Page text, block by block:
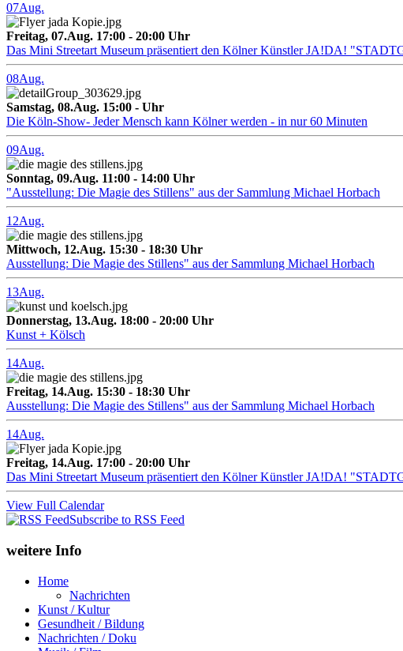
07Aug.
Freitag, 07.Aug. 17:00 - 20:00 Uhr
Das Mini Streetart Museum präsentiert den Kölner Künstler JA!DA!
08Aug.
Samstag, 08.Aug. 15:00 - Uhr
Die Köln-Show- Jeder Mensch kann Kölner werden - in nur 60 Minuten
09Aug.
Sonntag, 09.Aug. 11:00 - 14:00 Uhr
"Ausstellung: Die Magie des Stillens" aus der Sammlung Michael Horbach
12Aug.
Mittwoch, 12.Aug. 15:30 - 18:30 Uhr
Ausstellung: Die Magie des Stillens" aus der Sammlung Michael Horbach
13Aug.
Donnerstag, 13.Aug. 18:00 - 20:00 Uhr
Kunst + Kölsch
14Aug.
Freitag, 14.Aug. 15:30 - 18:30 Uhr
Ausstellung: Die Magie des Stillens" aus der Sammlung Michael Horbach
14Aug.
Freitag, 14.Aug. 17:00 - 20:00 Uhr
Das Mini Streetart Museum präsentiert den Kölner Künstler JA!DA!
View Full Calendar
Subscribe to RSS Feed
weitere Info
Home
Nachrichten
Kunst / Kultur
Gesundheit / Bildung
Nachrichten / Doku